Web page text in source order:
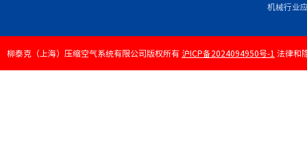
机械行业
柳泰克（上海）压缩空气系统有限公司版权所有 沪ICP备2024094950号-1 法律和